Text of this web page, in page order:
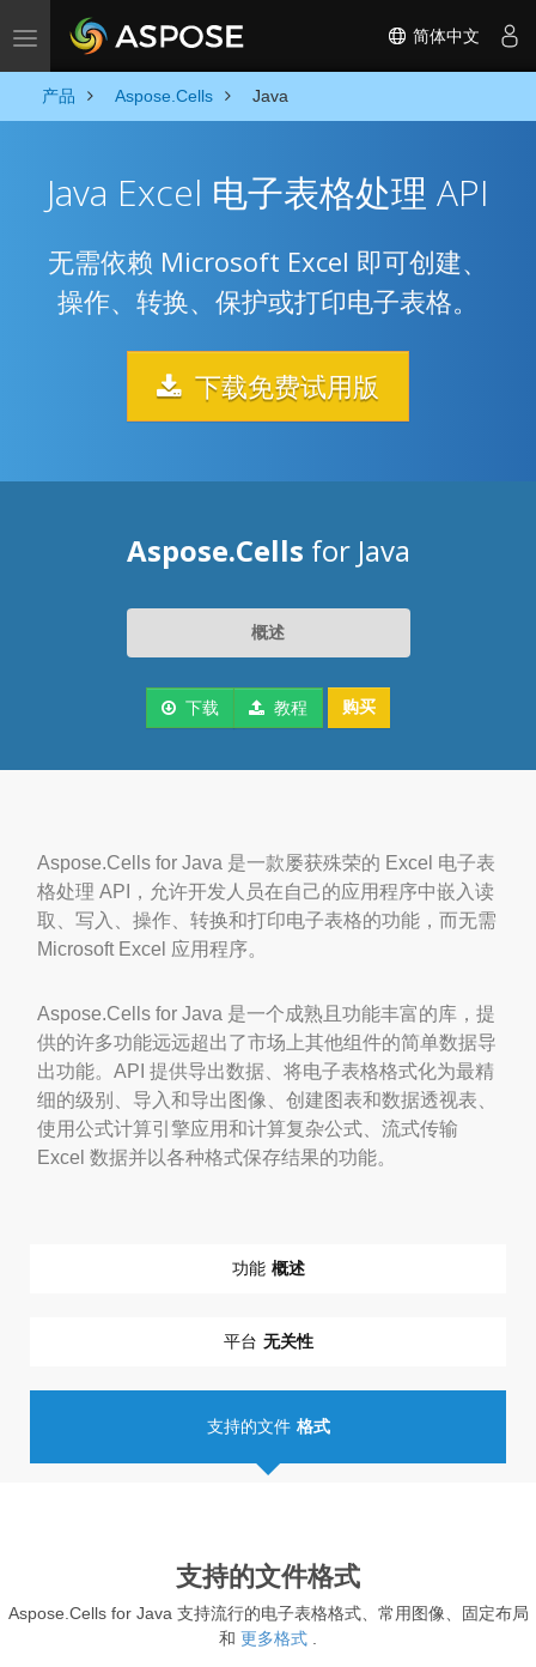
Toggle navigation 简体中文
产品 Aspose.Cells Java
Java Excel 电子表格处理 API
无需依赖 Microsoft Excel 即可创建、
操作、转换、保护或打印电子表格。
下载免费试用版
Aspose.Cells for Java
概述
下载 教程 购买
Aspose.Cells for Java 是一款屡获殊荣的 Excel 电子表
格处理 API，允许开发人员在自己的应用程序中嵌入读
取、写入、操作、转换和打印电子表格的功能，而无需
Microsoft Excel 应用程序。
Aspose.Cells for Java 是一个成熟且功能丰富的库，提
供的许多功能远远超出了市场上其他组件的简单数据导
出功能。API 提供导出数据、将电子表格格式化为最精
细的级别、导入和导出图像、创建图表和数据透视表、
使用公式计算引擎应用和计算复杂公式、流式传输
Excel 数据并以各种格式保存结果的功能。
功能 概述
平台 无关性
支持的文件 格式
支持的文件格式
Aspose.Cells for Java 支持流行的电子表格格式、常用图像、固定布局
和 更多格式